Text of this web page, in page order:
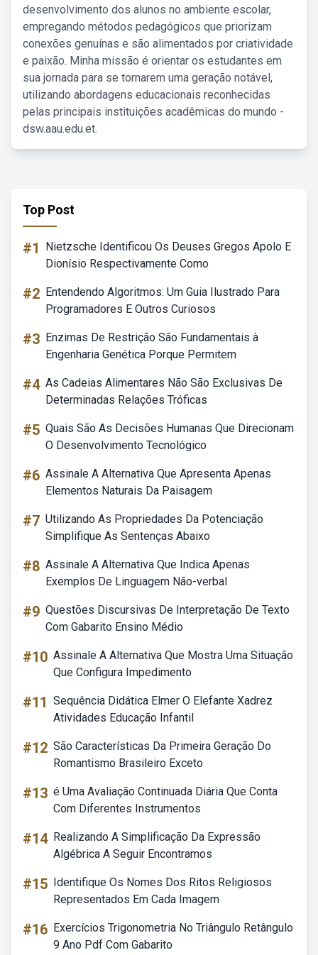
desenvolvimento dos alunos no ambiente escolar,
empregando métodos pedagógicos que priorizam
conexões genuínas e são alimentados por criatividade
e paixão. Minha missão é orientar os estudantes em
sua jornada para se tornarem uma geração notável,
utilizando abordagens educacionais reconhecidas
pelas principais instituições acadêmicas do mundo -
dsw.aau.edu.et.
Top Post
#1
Nietzsche Identificou Os Deuses Gregos Apolo E
Dionísio Respectivamente Como
#2 Entendendo Algoritmos: Um Guia Ilustrado Para
Programadores E Outros Curiosos
#3 Enzimas De Restrição São Fundamentais à
Engenharia Genética Porque Permitem
#4 As Cadeias Alimentares Não São Exclusivas De
Determinadas Relações Tróficas
#5 Quais São As Decisões Humanas Que Direcionam
O Desenvolvimento Tecnológico
#6 Assinale A Alternativa Que Apresenta Apenas
Elementos Naturais Da Paisagem
#7 Utilizando As Propriedades Da Potenciação
Simplifique As Sentenças Abaixo
#8 Assinale A Alternativa Que Indica Apenas
Exemplos De Linguagem Não-verbal
#9 Questões Discursivas De Interpretação De Texto
Com Gabarito Ensino Médio
#10 Assinale A Alternativa Que Mostra Uma Situação
Que Configura Impedimento
#11 Sequência Didática Elmer O Elefante Xadrez
Atividades Educação Infantil
#12 São Características Da Primeira Geração Do
Romantismo Brasileiro Exceto
#13 é Uma Avaliação Continuada Diária Que Conta
Com Diferentes Instrumentos
#14 Realizando A Simplificação Da Expressão
Algébrica A Seguir Encontramos
#15 Identifique Os Nomes Dos Ritos Religiosos
Representados Em Cada Imagem
#16 Exercícios Trigonometria No Triângulo Retângulo
9 Ano Pdf Com Gabarito